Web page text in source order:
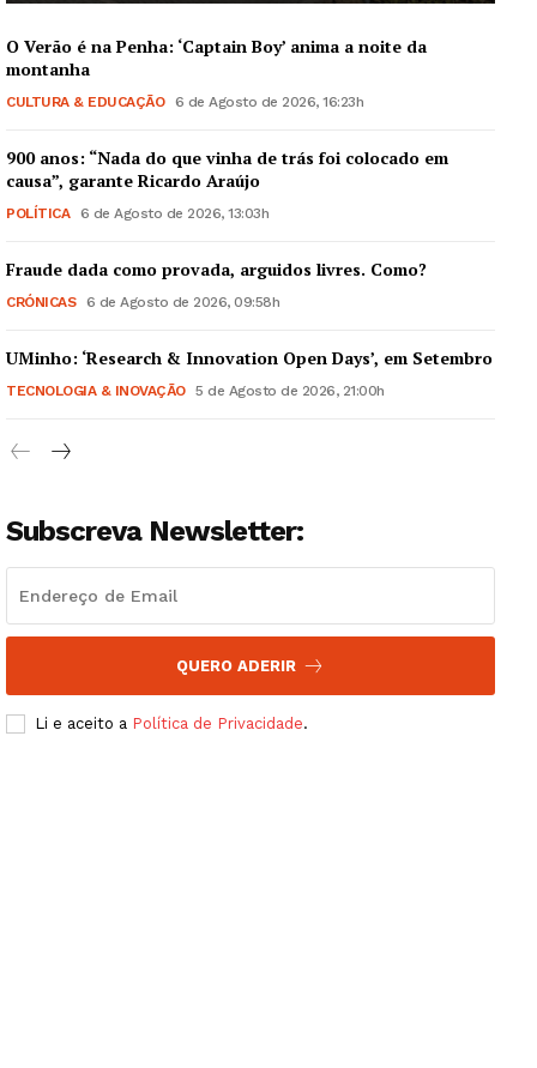
O Verão é na Penha: ‘Captain Boy’ anima a noite da
montanha
CULTURA & EDUCAÇÃO 6 de Agosto de 2026, 16:23h
900 anos: “Nada do que vinha de trás foi colocado em
causa”, garante Ricardo Araújo
POLÍTICA 6 de Agosto de 2026, 13:03h
Fraude dada como provada, arguidos livres. Como?
CRÓNICAS 6 de Agosto de 2026, 09:58h
UMinho: ‘Research & Innovation Open Days’, em Setembro
TECNOLOGIA & INOVAÇÃO 5 de Agosto de 2026, 21:00h
Subscreva Newsletter:
QUERO ADERIR
Li e aceito a Política de Privacidade.